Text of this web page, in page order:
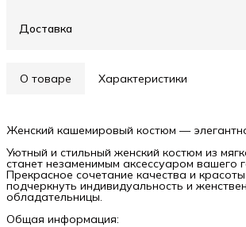
Доставка
О товаре Характеристики
Женский кашемировый костюм —
Уютный и стильный женский костюм из
станет незаменимым аксессуаром вашего
Прекрасное сочетание качества и
подчеркнуть индивидуальность и
обладательницы.
Общая информация: